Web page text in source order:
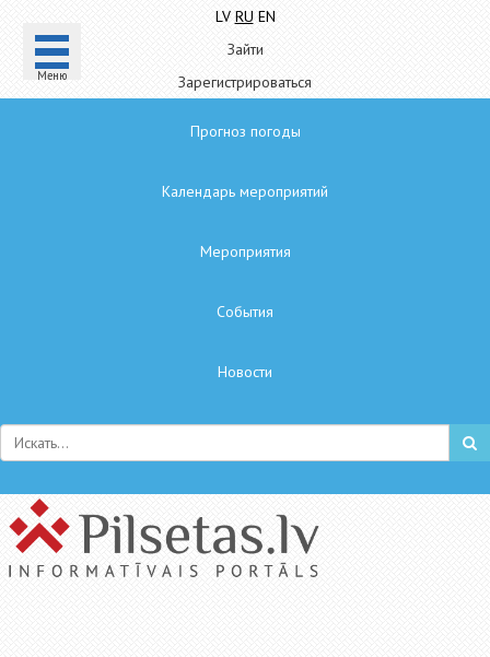
Mеню
LV RU EN
Зайти
Зарегистрироваться
Прогноз погоды
Календарь мероприятий
Мероприятия
Cобытия
Hовости